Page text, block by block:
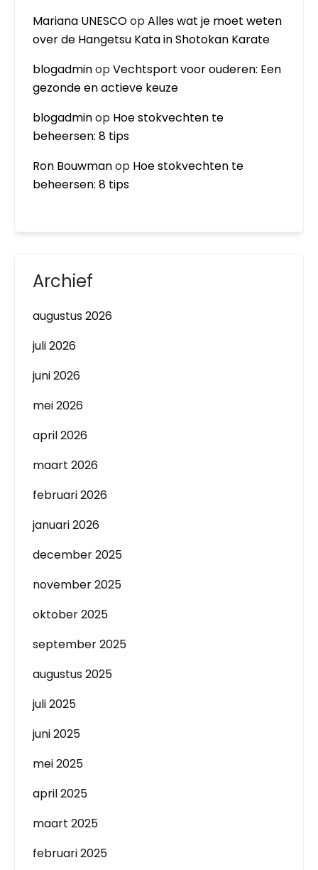
Mariana UNESCOopAlles wat je moet weten
over de Hangetsu Kata in Shotokan Karate
blogadminopVechtsport voor ouderen: Een
gezonde en actieve keuze
blogadminop Hoe stokvechten te
beheersen: 8 tips
Ron Bouwmanop Hoe stokvechten te
beheersen: 8 tips
Archief
augustus 2026
juli 2026
juni 2026
mei 2026
april 2026
maart 2026
februari 2026
januari 2026
december 2025
november 2025
oktober 2025
september 2025
augustus 2025
juli 2025
juni 2025
mei 2025
april 2025
maart 2025
februari 2025